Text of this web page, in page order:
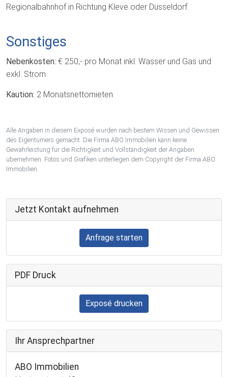
Regionalbahnhof in Richtung Kleve oder Düsseldorf.
Sonstiges
Nebenkosten: € 250,- pro Monat inkl. Wasser und Gas und
exkl. Strom
Kaution: 2 Monatsnettomieten
Alle Angaben in diesem Exposé wurden nach bestem Wissen und Gewissen
des Eigentümers gemacht. Die Firma ABO Immobilien kann keine
Gewährleistung für die Richtigkeit und Vollständigkeit der Angaben
übernehmen. Fotos und Grafiken unterliegen dem Copyright der Firma ABO
Immobilien.
Jetzt Kontakt aufnehmen
Anfrage starten
PDF Druck
Exposé drucken
Ihr Ansprechpartner
ABO Immobilien